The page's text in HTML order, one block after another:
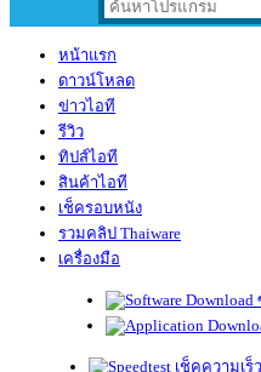
หน้าแรก
ดาวน์โหลด
ข่าวไอที
รีวิว
ทิปส์ไอที
สินค้าไอที
เช็ครอบหนัง
รวมคลิป Thaiware
เครื่องมือ
เช็คความเร็